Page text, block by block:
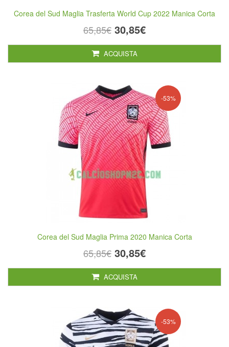
Corea del Sud Maglia Trasferta World Cup 2022 Manica Corta
65,85€ 30,85€
ACQUISTA
-53%
Corea del Sud Maglia Prima 2020 Manica Corta
65,85€ 30,85€
ACQUISTA
-53%